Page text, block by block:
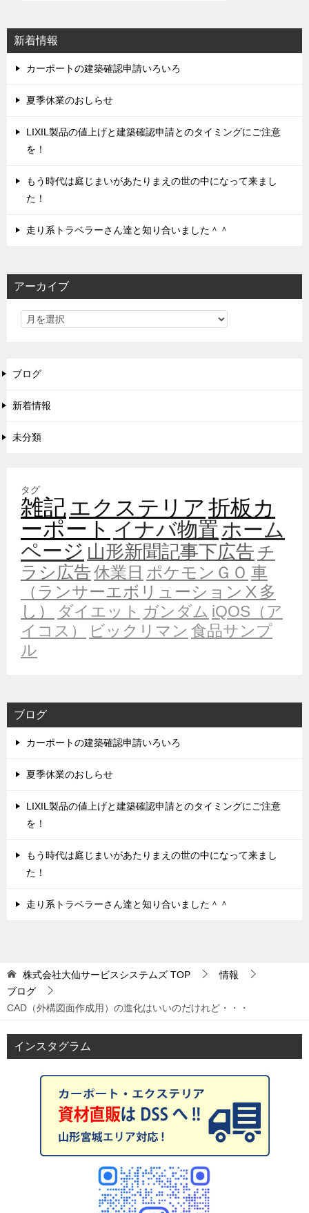
シ
ョ
ン
新着情報
カーポートの建築確認申請いろいろ
夏季休業のおしらせ
LIXIL製品の値上げと建築確認申請とのタイミングにご注意
を！
もう時代は庭じまいがあたりまえの世の中になって来まし
た！
走り系トラベラーさん達と知り合いました＾＾
アーカイブ
ブログ
新着情報
未分類
タグ
雑記エクステリア折板カ
ーポート イナバ物置ホーム
ページ 山形新聞記事下広告 チ
ラシ広告休業日 ポケモンＧＯ 車
（ランサーエボリューションⅩ多
し）
ダイエット ガンダム iQOS（ア
イコス）
ビックリマン 食品サンプ
ル
ブログ
カーポートの建築確認申請いろいろ
夏季休業のおしらせ
LIXIL製品の値上げと建築確認申請とのタイミングにご注意
を！
もう時代は庭じまいがあたりまえの世の中になって来まし
た！
走り系トラベラーさん達と知り合いました＾＾
株式会社大仙サービスシステムズ TOP
情報
ブログ
CAD（外構図面作成用）の進化はいいのだけれど・・・
インスタグラム